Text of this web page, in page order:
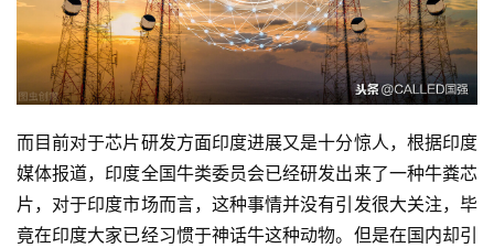
首
页
业
人
工
智
而目前对于芯片研发方面印度进展又是十分惊人，根据印度
媒体报道，印度全国牛类委员会已经研发出来了一种牛粪芯
片，对于印度市场而言，这种事情并没有引发很大关注，毕
竟在印度大家已经习惯于神话牛这种动物。但是在国内却引